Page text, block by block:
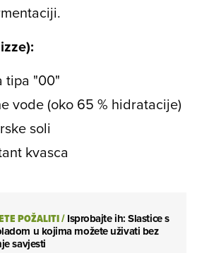
tipa "00"
vode (oko 65 % hidratacije)
soli
kvasca
POŽALITI/Isprobajte ih: Slastice s
u kojima možete uživati bez
savjesti